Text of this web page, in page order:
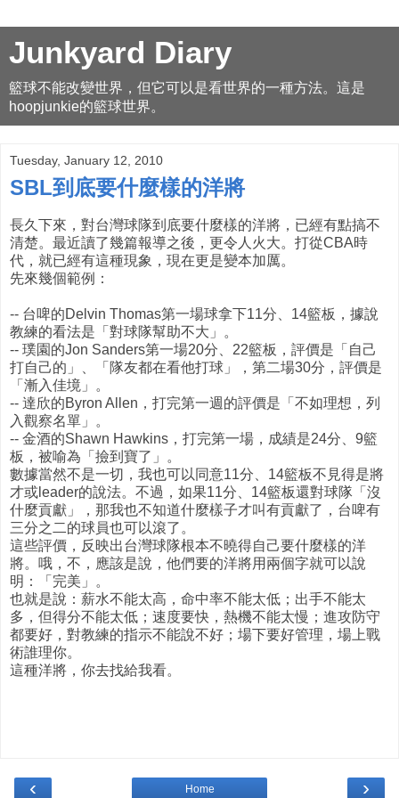
Junkyard Diary
籃球不能改變世界，但它可以是看世界的一種方法。這是
hoopjunkie的籃球世界。
Tuesday, January 12, 2010
SBL到底要什麼樣的洋將
長久下來，對台灣球隊到底要什麼樣的洋將，已經有點搞不
清楚。最近讀了幾篇報導之後，更令人火大。打從CBA時
代，就已經有這種現象，現在更是變本加厲。
先來幾個範例：
-- 台啤的Delvin Thomas第一場球拿下11分、14籃板，據說
教練的看法是「對球隊幫助不大」。
-- 璞園的Jon Sanders第一場20分、22籃板，評價是「自己
打自己的」、「隊友都在看他打球」，第二場30分，評價是
「漸入佳境」。
-- 達欣的Byron Allen，打完第一週的評價是「不如理想，列
入觀察名單」。
-- 金酒的Shawn Hawkins，打完第一場，成績是24分、9籃
板，被喻為「撿到寶了」。
數據當然不是一切，我也可以同意11分、14籃板不見得是將
才或leader的說法。不過，如果11分、14籃板還對球隊「沒
什麼貢獻」，那我也不知道什麼樣子才叫有貢獻了，台啤有
三分之二的球員也可以滾了。
這些評價，反映出台灣球隊根本不曉得自己要什麼樣的洋
將。哦，不，應該是說，他們要的洋將用兩個字就可以說
明：「完美」。
也就是說：薪水不能太高，命中率不能太低；出手不能太
多，但得分不能太低；速度要快，熱機不能太慢；進攻防守
都要好，對教練的指示不能說不好；場下要好管理，場上戰
術誰理你。
這種洋將，你去找給我看。
‹ ›
Home